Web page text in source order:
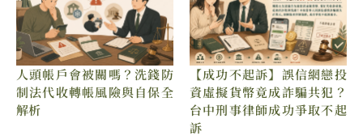
人頭帳戶會被關嗎？洗錢防
制法代收轉帳風險與自保全
解析
【成功不起訴】誤信網戀投
資虛擬貨幣竟成詐騙共犯？
台中刑事律師成功爭取不起
訴